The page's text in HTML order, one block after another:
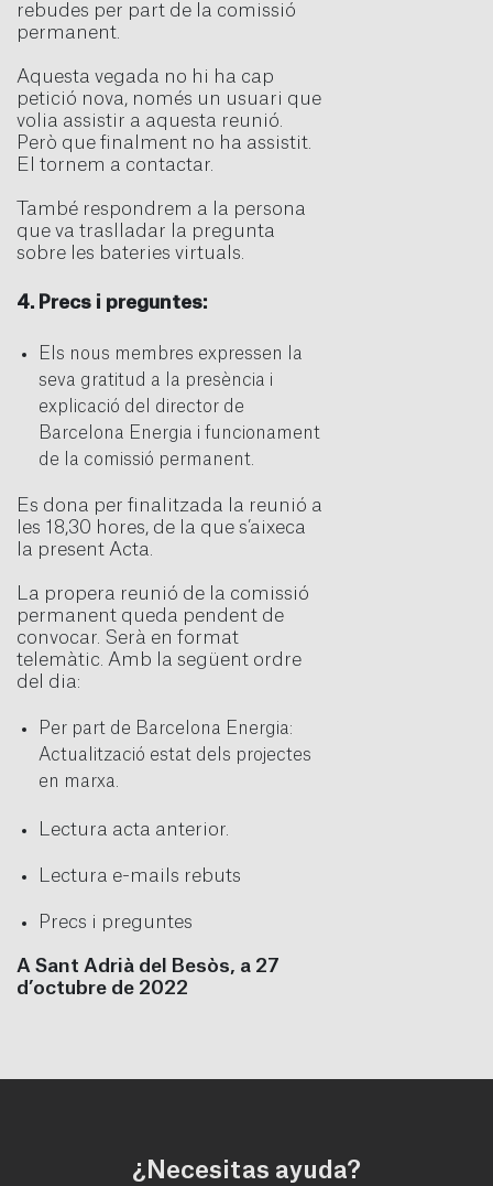
rebudes per part de la comissió
permanent.
Aquesta vegada no hi ha cap
petició nova, només un usuari que
volia assistir a aquesta reunió.
Però que finalment no ha assistit.
El tornem a contactar.
També respondrem a la persona
que va traslladar la pregunta
sobre les bateries virtuals.
4. Precs i preguntes:
Els nous membres expressen la
seva gratitud a la presència i
explicació del director de
Barcelona Energia i funcionament
de la comissió permanent.
Es dona per finalitzada la reunió a
les 18,30 hores, de la que s’aixeca
la present Acta.
La propera reunió de la comissió
permanent queda pendent de
convocar. Serà en format
telemàtic. Amb la següent ordre
del dia:
Per part de Barcelona Energia:
Actualització estat dels projectes
en marxa.
Lectura acta anterior.
Lectura e-mails rebuts
Precs i preguntes
A Sant Adrià del Besòs, a 27
d’octubre de 2022
¿Necesitas ayuda?